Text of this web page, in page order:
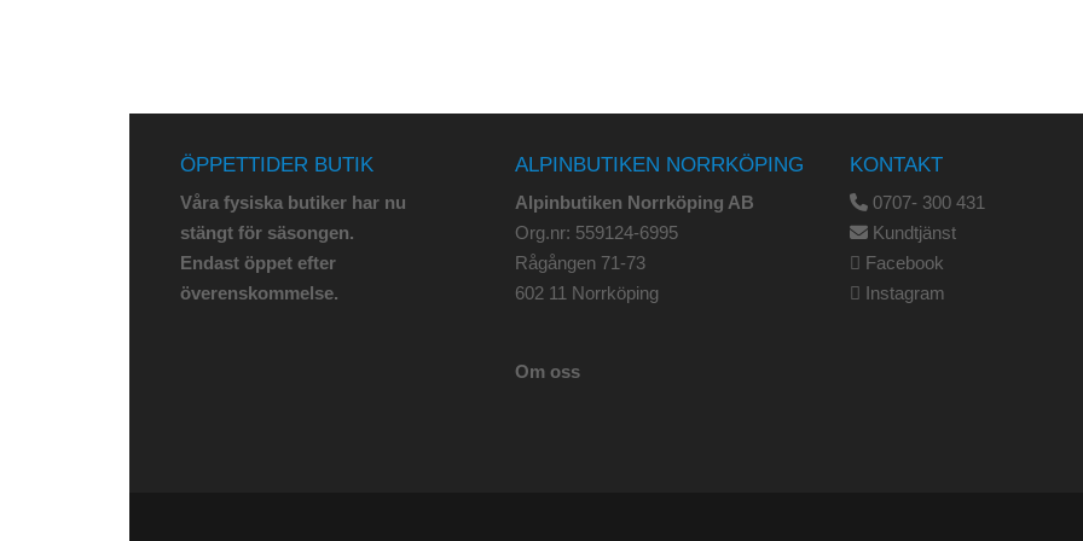
ÖPPETTIDER BUTIK
Våra fysiska butiker har nu
stängt för säsongen.
Endast öppet efter
överenskommelse.
ALPINBUTIKEN NORRKÖPING
Alpinbutiken Norrköping AB
Org.nr: 559124-6995
Rågången 71-73
602 11 Norrköping
Om oss
KONTAKT
0707- 300 431
Kundtjänst
Facebook
Instagram